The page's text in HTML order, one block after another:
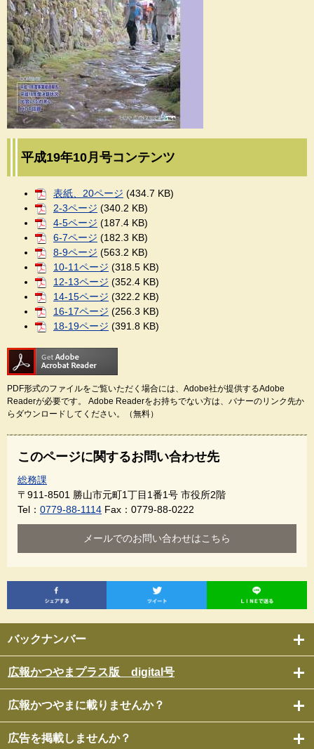
バックナンバー
広報かつやまプラス版 digital号
広報かつやまに載りませんか？
広告を掲載しませんか？
平成19年10月号コンテンツ
表紙、20ページ (434.7 KB)
2-3ページ (340.2 KB)
4-5ページ (187.4 KB)
6-7ページ (182.3 KB)
8-9ページ (563.2 KB)
10-11ページ (318.5 KB)
12-13ページ (352.4 KB)
14-15ページ (322.2 KB)
16-17ページ (256.3 KB)
18-19ページ (391.8 KB)
PDF形式のファイルをご覧いただく場合には、Adobe社が提供するAdobe
Readerが必要です。
Adobe Readerをお持ちでない方は、バナーのリンク先か
らダウンロードしてください。（無料）
このページに関するお問い合わせ先
総務課
〒911-8501 勝山市元町1丁目1番1号 市役所2階
Tel： 0779-88-1114 Fax：0779-88-0222
メールでのお問い合わせはこちら